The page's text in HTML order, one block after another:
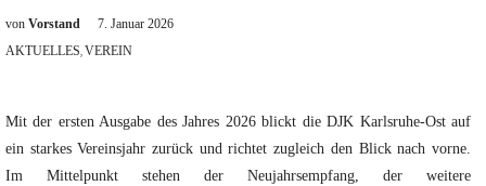
von Vorstand
7. Januar 2026
AKTUELLES, VEREIN
Mit der ersten Ausgabe des Jahres 2026 blickt die DJK Karlsruhe-Ost auf
ein starkes Vereinsjahr zurück und richtet zugleich den Blick nach vorne.
Im Mittelpunkt stehen der Neujahrsempfang, der weitere